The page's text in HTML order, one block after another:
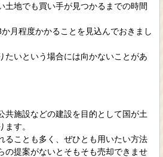
土地でも買い手が見つかるまでの時間
月程度かかることを見込んでおきまし
たいという場合には向かないことがあ
共施設などの建設を目的として国が土
す。
ることも多く、ぜひとも用いたい方法
の提案がないとそもそも売却できませ